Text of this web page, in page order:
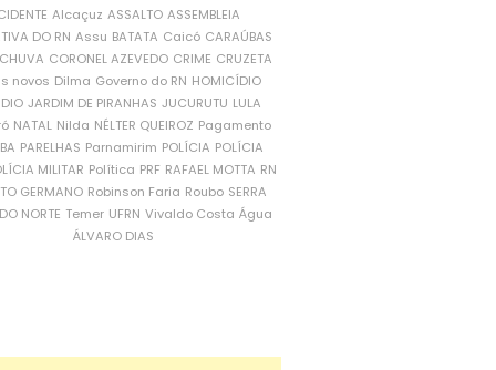
Alcaçuz ASSALTO ASSEMBLEIA
DO RN Assu BATATA Caicó CARAÚBAS
CORONEL AZEVEDO CRIME CRUZETA
novos Dilma Governo do RN HOMICÍDIO
JARDIM DE PIRANHAS JUCURUTU LULA
NATAL Nilda NÉLTER QUEIROZ Pagamento
PARELHAS Parnamirim POLÍCIA POLÍCIA
MILITAR Política PRF RAFAEL MOTTA RN
GERMANO Robinson Faria Roubo SERRA
NORTE Temer UFRN Vivaldo Costa Água
ÁLVARO DIAS